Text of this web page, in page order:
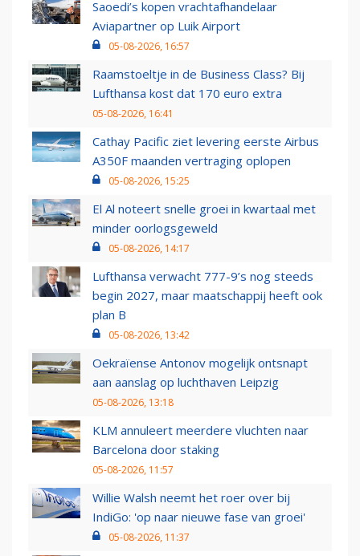
Saoedi’s kopen vrachtafhandelaar
Aviapartner op Luik Airport
05-08-2026, 16:57
Raamstoeltje in de Business Class? Bij
Lufthansa kost dat 170 euro extra
05-08-2026, 16:41
Cathay Pacific ziet levering eerste Airbus
A350F maanden vertraging oplopen
05-08-2026, 15:25
El Al noteert snelle groei in kwartaal met
minder oorlogsgeweld
05-08-2026, 14:17
Lufthansa verwacht 777-9’s nog steeds
begin 2027, maar maatschappij heeft ook
plan B
05-08-2026, 13:42
Oekraïense Antonov mogelijk ontsnapt
aan aanslag op luchthaven Leipzig
05-08-2026, 13:18
KLM annuleert meerdere vluchten naar
Barcelona door staking
05-08-2026, 11:57
Willie Walsh neemt het roer over bij
IndiGo: 'op naar nieuwe fase van groei'
05-08-2026, 11:37